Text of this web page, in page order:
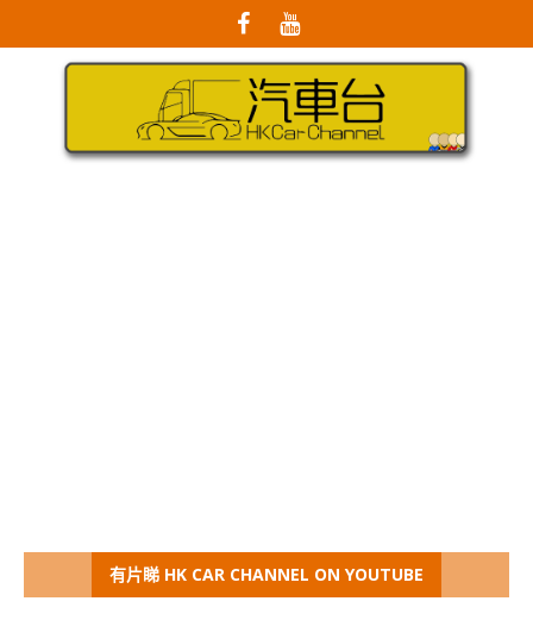
有片睇 HK CAR CHANNEL ON YOUTUBE